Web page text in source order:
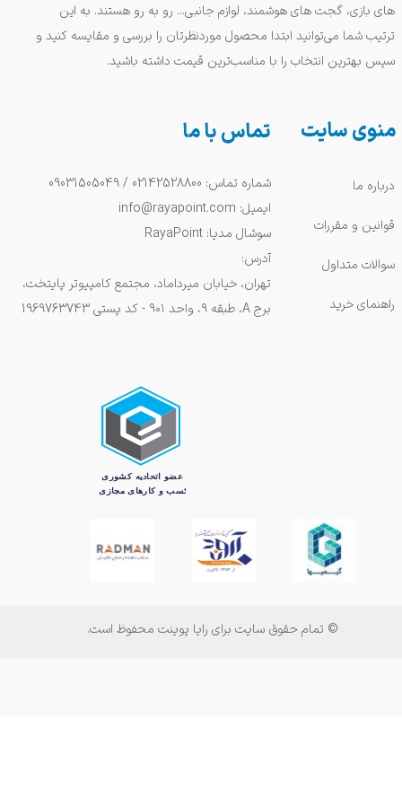
منوی سایت
درباره ما
قوانین و مقررات
سوالات متداول
راهنمای خرید
© تمام حقوق سایت برای رایا پوینت محفوظ است.
های بازی، گجت های هوشمند، لوازم جانبی... رو به رو هستند. به این
ترتیب شما می‌توانید ابتدا محصول موردنظرتان را بررسی و مقایسه کنید و
سپس بهترین انتخاب را با مناسب‌ترین قیمت داشته باشید.
تماس با ما
شماره تماس: 02142528800 / 09031505049
ایمیل: info@rayapoint.com
سوشال مدیا: RayaPoint
آدرس:
تهران، خیابان میرداماد، مجتمع کامپیوتر پایتخت،
برج A، طبقه ۹، واحد ۹۰۱ - کد پستی 1969763743